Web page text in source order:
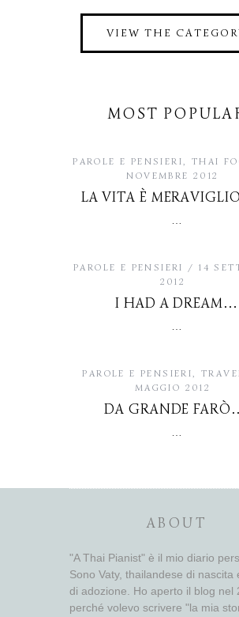
VIEW THE
MOST
PAROLE E PENSIERI, THAI
NOVEMBRE 2012
LA VITA È
PAROLE E PENSIERI
14
2012
I HAD A DREAM…
PAROLE E PENSIERI,
MAGGIO 2012
DA GRANDE
ABOUT
"A Thai Pianist" è il mio diario
Sono Vaty, thailandese di nascita
di adozione. Ho aperto il blog nel
perché volevo scrivere "la mia